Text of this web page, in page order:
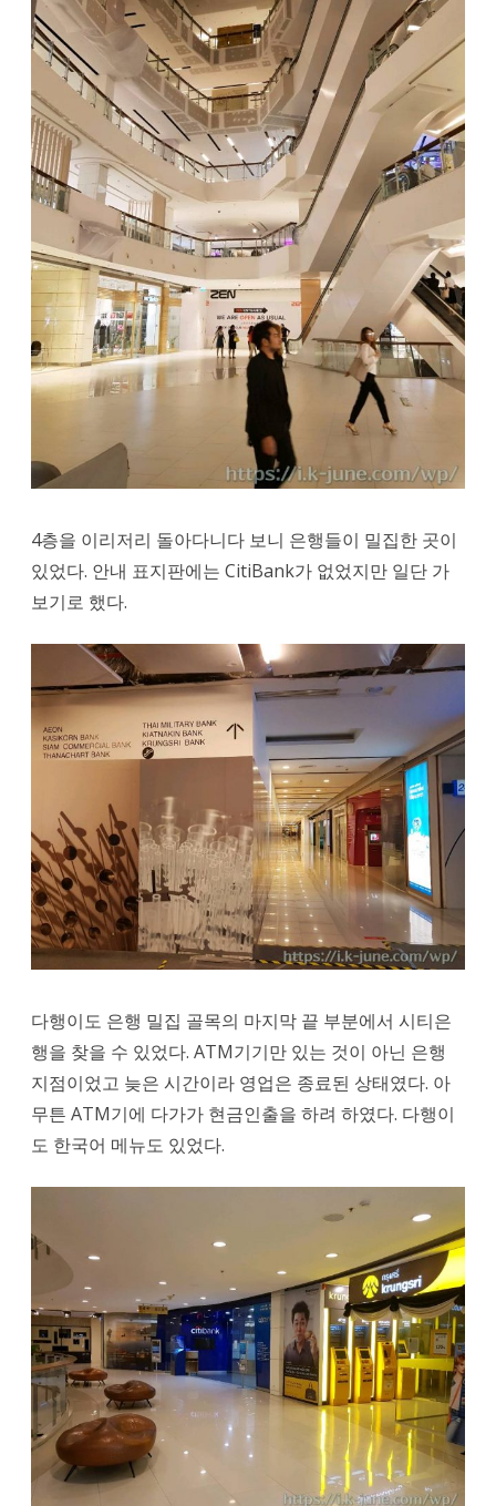
4층을 이리저리 돌아다니다 보니 은행들이 밀집한 곳이
있었다. 안내 표지판에는 CitiBank가 없었지만 일단 가
보기로 했다.
다행이도 은행 밀집 골목의 마지막 끝 부분에서 시티은
행을 찾을 수 있었다. ATM기기만 있는 것이 아닌 은행
지점이었고 늦은 시간이라 영업은 종료된 상태였다. 아
무튼 ATM기에 다가가 현금인출을 하려 하였다. 다행이
도 한국어 메뉴도 있었다.